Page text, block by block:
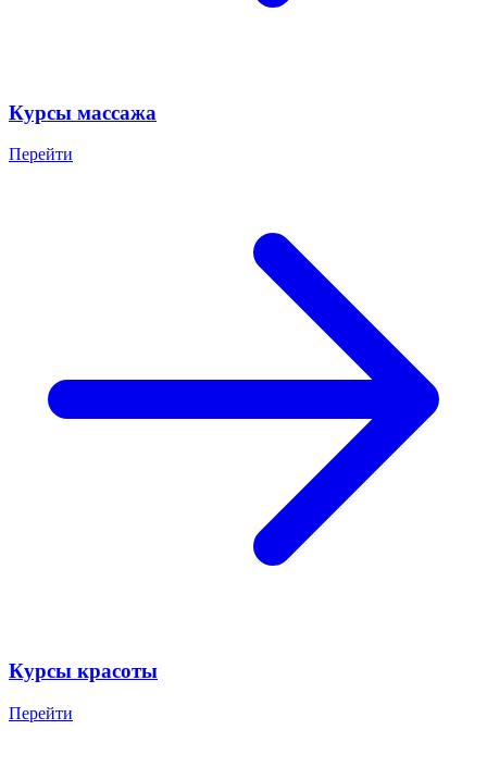
Курсы массажа
Перейти
Курсы красоты
Перейти